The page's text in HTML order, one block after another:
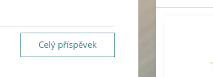
Celý příspěvek